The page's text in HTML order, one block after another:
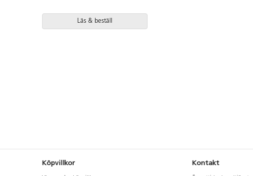
Läs & beställ
Köpvillkor Kontakt